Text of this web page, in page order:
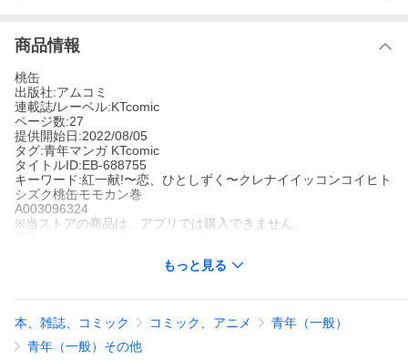
商品情報
桃缶
出版社:アムコミ
連載誌/レーベル:KTcomic
ページ数:27
提供開始日:2022/08/05
タグ:青年マンガ KTcomic
タイトルID:EB-688755
キーワード:紅一献!〜恋、ひとしずく〜クレナイイッコンコイヒト
シズク桃缶モモカン巻
A003096324
※当ストアの商品は、アプリでは購入できません。
れるのか!? キーとなるのは、コウジが紅にも内緒で胸に秘めてい
る、ある動機で―…?
紅一献!〜恋、ひとしずく〜の作品をもっと見る
もっと見る
本、雑誌、コミック コミック、アニメ
青年（一般）
青年（一般）その他